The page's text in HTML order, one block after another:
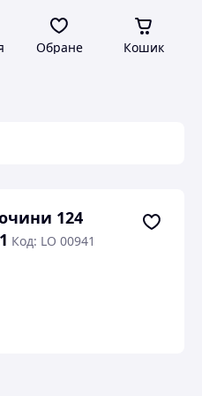
Обране Кошик
124
Код: LO 00941